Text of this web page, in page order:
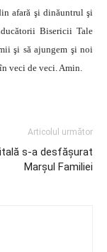
afară şi dinăuntrul şi
Bisericii Tale
şi să ajungem şi noi
veci de veci. Amin.
Articolul următor
s-a desfășurat
Marșul Familiei